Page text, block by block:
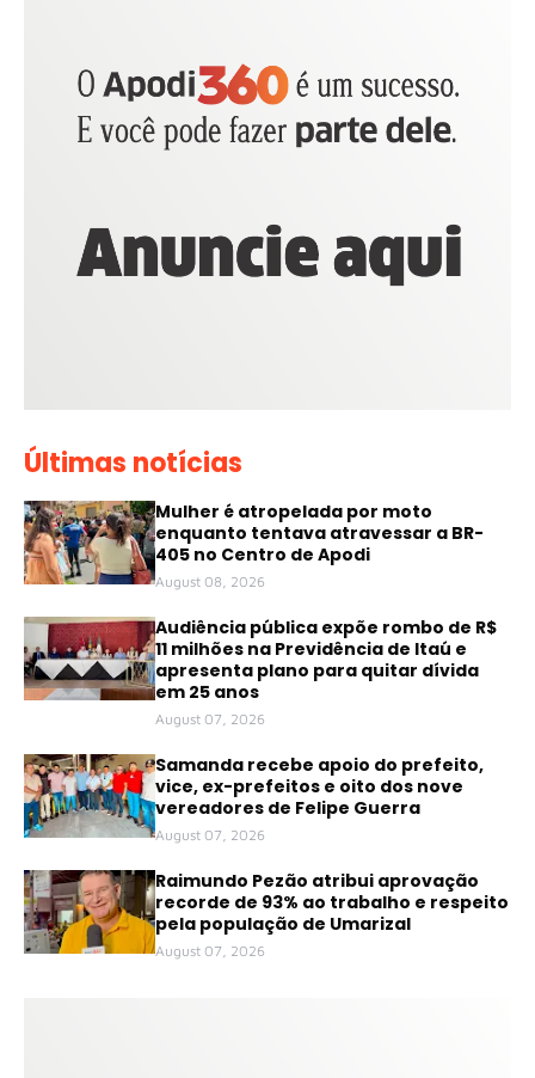
Últimas notícias
Mulher é atropelada por moto
enquanto tentava atravessar a BR-
405 no Centro de Apodi
August 08, 2026
Audiência pública expõe rombo de R$
11 milhões na Previdência de Itaú e
apresenta plano para quitar dívida
em 25 anos
August 07, 2026
Samanda recebe apoio do prefeito,
vice, ex-prefeitos e oito dos nove
vereadores de Felipe Guerra
August 07, 2026
Raimundo Pezão atribui aprovação
recorde de 93% ao trabalho e respeito
pela população de Umarizal
August 07, 2026